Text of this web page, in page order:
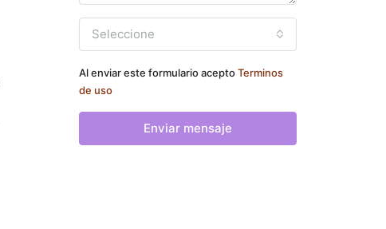
Seleccione
Al enviar este formulario aceptoTerminos
de uso
Enviar mensaje